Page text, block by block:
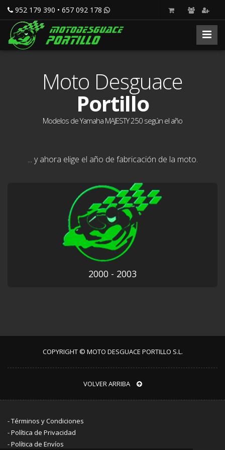
952 179 390 • 657 092 178
Moto Desguace
Portillo
Modelos de Yamaha MAJESTY 250 según el año
... y ahora elige el año de fabricación de la moto.
2000 - 2003
COPYRIGHT © MOTO DESGUACE PORTILLO S.L.
VOLVER ARRIBA
-Términos y Condiciones
-Política de Privacidad
-Política de Envíos